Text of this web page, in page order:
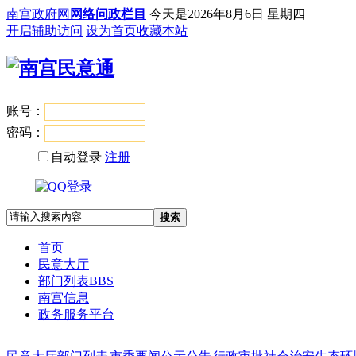
南宫政府网 网络问政栏目 今天是2026年8月6日 星期四
开启辅助访问 设为首页收藏本站
账号：
密码：
自动登录 注册
搜索
首页
民意大厅
部门列表BBS
南宫信息
政务服务平台